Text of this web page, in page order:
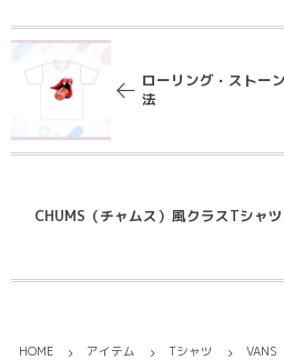
ローリング・ストー
法
CHUMS（チャムス）風クラスTシャ
HOME アイテム Tシャツ VANS